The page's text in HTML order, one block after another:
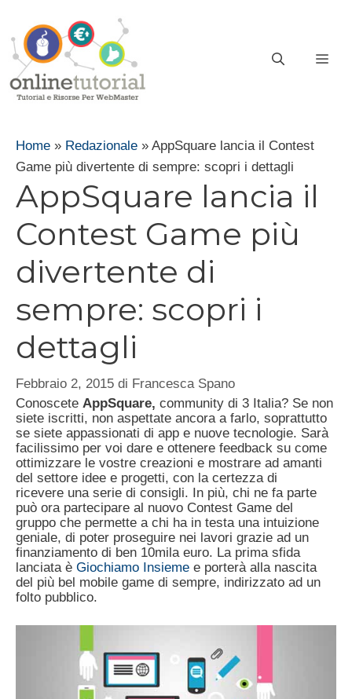
contenuto
Home » Redazionale » AppSquare lancia il Contest
Game più divertente di sempre: scopri i dettagli
AppSquare lancia il
Contest Game più
divertente di
sempre: scopri i
dettagli
Febbraio 2, 2015 di Francesca Spano
Conoscete AppSquare, community di 3 Italia? Se non
siete iscritti, non aspettate ancora a farlo, soprattutto
se siete appassionati di app e nuove tecnologie. Sarà
facilissimo per voi dare e ottenere feedback su come
ottimizzare le vostre creazioni e mostrare ad amanti
del settore idee e progetti, con la certezza di
ricevere una serie di consigli. In più, chi ne fa parte
può ora partecipare al nuovo Contest Game del
gruppo che permette a chi ha in testa una intuizione
geniale, di poter proseguire nei lavori grazie ad un
finanziamento di ben 10mila euro. La prima sfida
lanciata è Giochiamo Insieme e porterà alla nascita
del più bel mobile game di sempre, indirizzato ad un
folto pubblico.